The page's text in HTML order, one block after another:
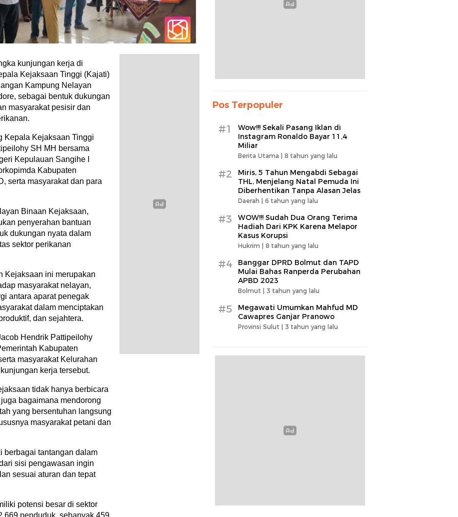
kunjungan kerja di
Kejaksaan Tinggi (Kajati)
Kampung Nelayan
sebagai bentuk dukungan
masyarakat pesisir dan
Kepala Kejaksaan Tinggi
SH MH bersama
Kepulauan Sangihe I
Kabupaten
serta masyarakat dan para
Binaan Kejaksaan,
penyerahan bantuan
dukungan nyata dalam
sektor perikanan
Kejaksaan ini merupakan
masyarakat nelayan,
antara aparat penegak
dalam menciptakan
dan sejahtera.
Hendrik Pattipeilohy
Kabupaten
masyarakat Kelurahan
kerja tersebut.
tidak hanya berbicara
bagaimana mendorong
yang bersentuhan langsung
masyarakat petani dan
berbagai tantangan dalam
sisi pengawasan ingin
sesuai aturan dan tepat
potensi besar di sektor
penduduk, sebanyak 459
Pos Terpopuler
#1
Wow!!! Sekali Pasang Iklan di
Instagram Ronaldo Bayar 11,4
Miliar
Berita Utama | 8 tahun yang lalu
#2
Miris, 5 Tahun Mengabdi Sebagai
THL, Menjelang Natal Pemuda Ini
Diberhentikan Tanpa Alasan Jelas
Daerah | 6 tahun yang lalu
#3
WOW!!! Sudah Dua Orang Terima
Hadiah Dari KPK Karena Melapor
Kasus Korupsi
Hukrim | 8 tahun yang lalu
#4
Banggar DPRD Bolmut dan TAPD
Mulai Bahas Ranperda Perubahan
APBD 2023
Bolmut | 3 tahun yang lalu
#5
Megawati Umumkan Mahfud MD
Cawapres Ganjar Pranowo
Provinsi Sulut | 3 tahun yang lalu